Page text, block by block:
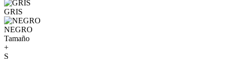
GRIS
NEGRO
Tamaño
+
S